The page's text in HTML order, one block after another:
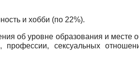
и хобби (по 22%).
об уровне образования и месте
сексуальных